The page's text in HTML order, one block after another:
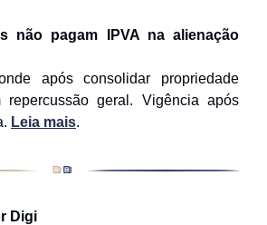
não pagam IPVA na alienação
após consolidar propriedade
repercussão geral. Vigência após
Leia mais.
Digi